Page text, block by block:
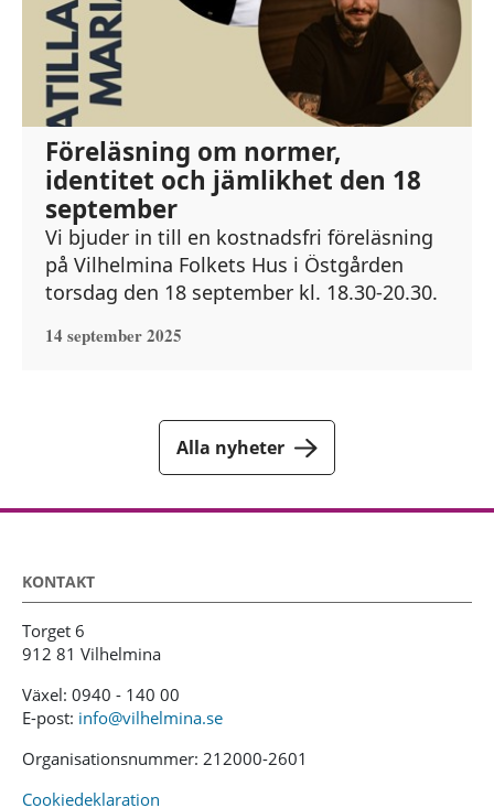
Föreläsning om normer,
identitet och jämlikhet den 18
september
Vi bjuder in till en kostnadsfri föreläsning
på Vilhelmina Folkets Hus i Östgården
torsdag den 18 september kl. 18.30-20.30.
14 september 2025
Alla nyheter
KONTAKT
Torget 6
912 81 Vilhelmina
Växel: 0940 - 140 00
E-post: info@vilhelmina.se
Organisationsnummer: 212000-2601
Cookiedeklaration